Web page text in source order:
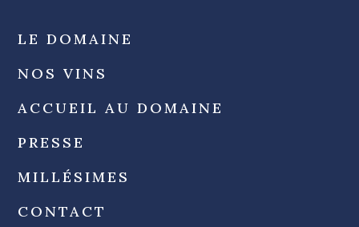
LE DOMAINE
NOS VINS
ACCUEIL AU DOMAINE
PRESSE
MILLÉSIMES
CONTACT